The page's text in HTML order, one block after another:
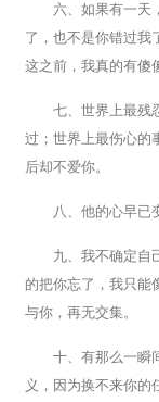
六、如果有一天
了，也不是你错过我
这之前，我真的有傻
七、世界上最残
过；世界上最伤心的
后却不爱你。
八、他的心早已
九、我不确定自
的把你忘了，我只能
与你，再无交集。
十、有那么一瞬
义，因为换不来你的